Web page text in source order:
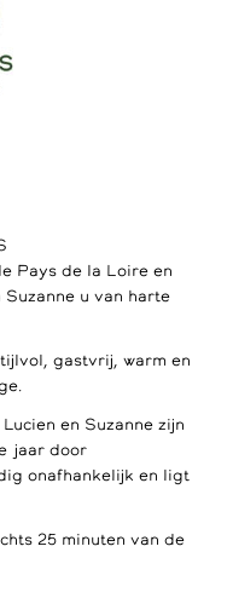
Pays de la Loire en
Suzanne u van harte
gastvrij, warm en
en Suzanne zijn
jaar door
onafhankelijk en ligt
25 minuten van de